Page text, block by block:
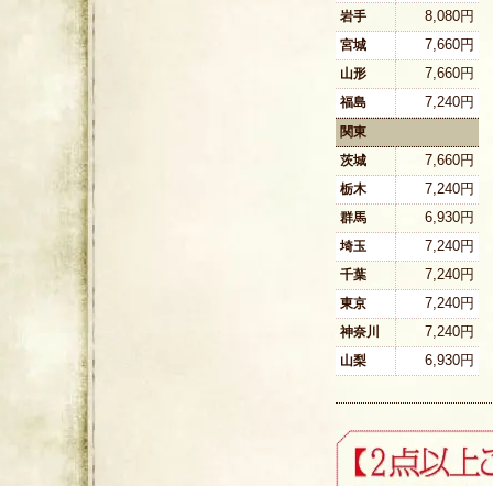
岩手 8,080円
宮城 7,660円
山形 7,660円
福島 7,240円
関東
茨城
7,660円
栃木 7,240円
群馬 6,930円
埼玉 7,240円
千葉 7,240円
東京 7,240円
神奈川 7,240円
山梨 6,930円